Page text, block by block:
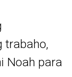
trabaho,
Noah para